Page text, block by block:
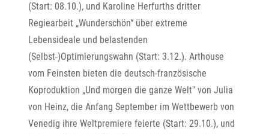
(Start: 08.10.), und Karoline Herfurths dritter
Regiearbeit „Wunderschön“ über extreme
Lebensideale und belastenden
(Selbst-)Optimierungswahn (Start: 3.12.). Arthouse
vom Feinsten bieten die deutsch-französische
Koproduktion „Und morgen die ganze Welt" von Julia
von Heinz, die Anfang September im Wettbewerb von
Venedig ihre Weltpremiere feierte (Start: 29.10.), und